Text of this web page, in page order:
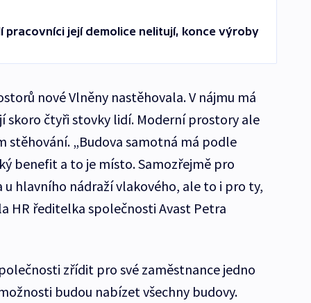
pracovníci její demolice nelitují, konce výroby
nové Vlněny nastěhovala. V nájmu má
skoro čtyři stovky lidí. Moderní prostory ale
„Budova samotná má podle
benefit a to je místo. Samozřejmě pro
hlavního nádraží vlakového, ale to i pro ty,
HR ředitelka společnosti Avast Petra
zřídit pro své zaměstnance jedno
budou nabízet všechny budovy.